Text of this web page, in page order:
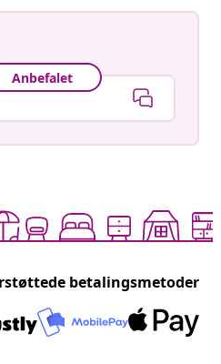
Anbefalet
betalingsmetoder